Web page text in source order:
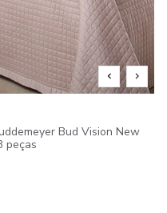
Bud Vision New
peças